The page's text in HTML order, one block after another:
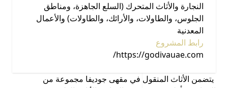
يتضمن الأثاث المنقول في مقهى جوديفا مجموعة من
النجارة والأثاث المتحرك (السلع الجاهزة، ومناطق
الجلوس، والطاولات، والأرائك، والطاولات) والأعمال
المعدنية
رابط المشروع
https://godivauae.com/